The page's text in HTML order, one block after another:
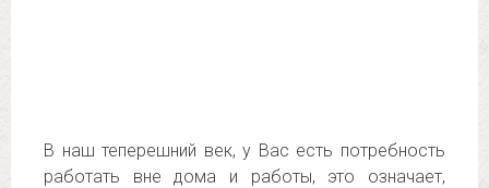
В наш теперешний век, у Вас есть потребность
работать вне дома и работы, это означает,